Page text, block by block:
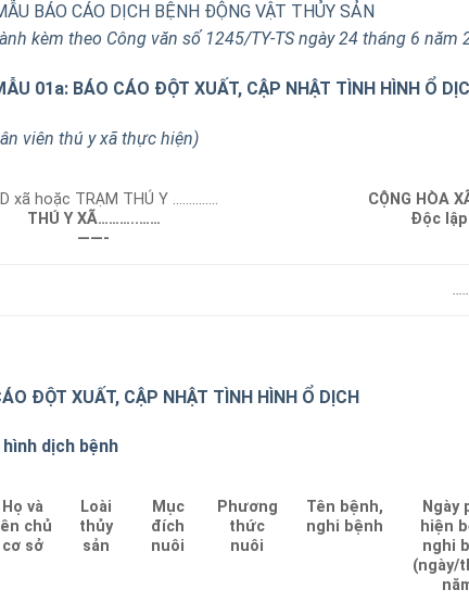
BÁO CÁO DỊCH BỆNH ĐỘNG VẬT THỦY SẢN
kèm theo Công văn số 1245/TY-TS ngày 24 tháng 6 năm
01a: BÁO CÁO ĐỘT XUẤT, CẬP NHẬT TÌNH HÌNH Ổ
viên thú y xã thực hiện)
xã hoặc TRẠM THÚ Y ……..……
THÚ Y XÃ………..……
——-
CỘNG HÒA
Độc
ĐỘT XUẤT, CẬP NHẬT TÌNH HÌNH Ổ DỊCH
hình dịch bệnh
Họ và
chủ
cơ sở
Loài
thủy
sản
Mục
đích
nuôi
Phương
thức
nuôi
Tên bệnh,
nghi bệnh
Ngày
hiện
nghi
(ngày/